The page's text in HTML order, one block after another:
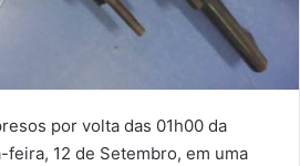
por volta das 01h00 da
feira, 12 de Setembro, em uma